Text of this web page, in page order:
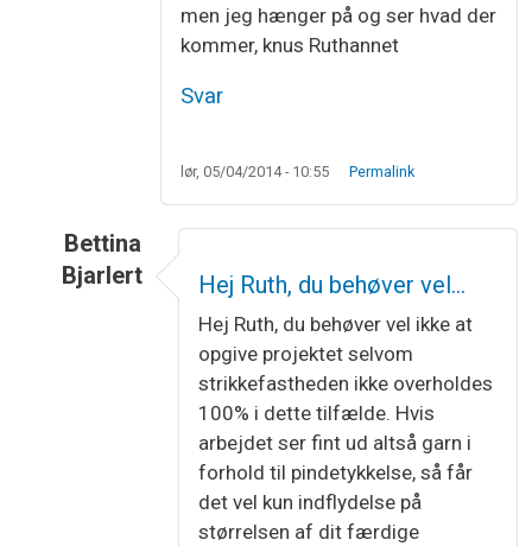
men jeg hænger på og ser hvad der
kommer, knus Ruthannet
Svar
lør, 05/04/2014 - 10:55 Permalink
Bettina
Bjarlert
Hej Ruth, du behøver vel…
Hej Ruth, du behøver vel ikke at
opgive projektet selvom
strikkefastheden ikke overholdes
100% i dette tilfælde. Hvis
arbejdet ser fint ud altså garn i
forhold til pindetykkelse, så får
det vel kun indflydelse på
størrelsen af dit færdige